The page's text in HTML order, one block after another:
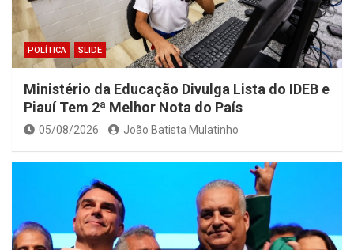
POLÍTICA SLIDE
Ministério da Educação Divulga Lista do IDEB e
Piauí Tem 2ª Melhor Nota do País
05/08/2026 João Batista Mulatinho